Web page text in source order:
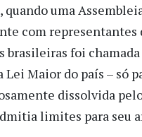
quando uma
com representantes
brasileiras foi chamada
Lei Maior do país – só
dissolvida
limites para seu